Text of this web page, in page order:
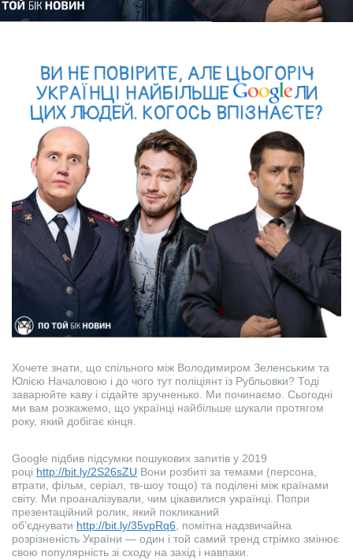
Хочете знати, що спільного між Володимиром Зеленським та
Юлією Началовою і до чого тут поліціянт із Рубльовки? Тоді
заварюйте каву і сідайте зручненько. Ми починаємо. Сьогодні
ми вам розкажемо, що українці найбільше шукали протягом
року, який добігає кінця.
Google підбив підсумки пошукових запитів у 2019
році http://bit.ly/2S26sZU Вони розбиті за темами (персона,
втрати, фільм, серіал, тв-шоу тощо) та поділені між країнами
світу. Ми проаналізували, чим цікавилися українці. Попри
презентаційний ролик, який покликаний
об’єднувати http://bit.ly/35vpRq6, помітна надзвичайна
розрізненість України — один і той самий тренд стрімко змінює
свою популярність зі сходу на захід і навпаки.